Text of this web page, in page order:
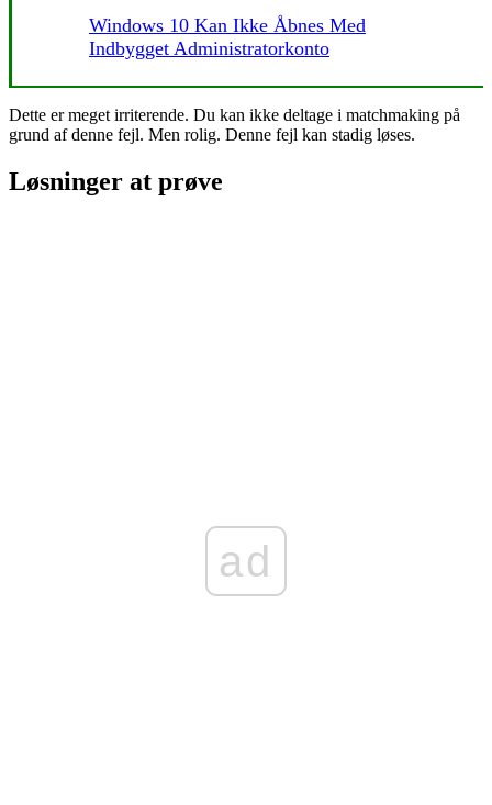
Windows 10 Kan Ikke Åbnes Med
Indbygget Administratorkonto
Dette er meget irriterende. Du kan ikke deltage i matchmaking på
grund af denne fejl. Men rolig. Denne fejl kan stadig løses.
Løsninger at prøve
ad